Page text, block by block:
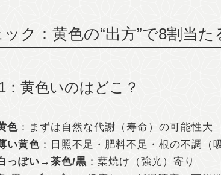
ク：黄色の“出方”で8割当た
：黄色いのはどこ？
色 ：まずは自然な代謝（寿命）の可能性大
い黄色 ：日照不足・肥料不足・根の不調（
っぽい→茶色/黒 ：葉焼け（強光）寄り